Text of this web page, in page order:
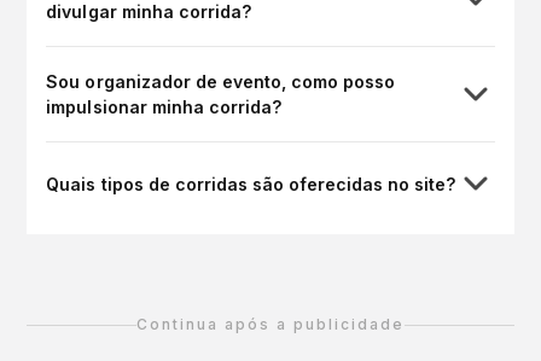
divulgar minha corrida?
Sou organizador de evento, como posso
impulsionar minha corrida?
Quais tipos de corridas são oferecidas no site?
Continua após a publicidade